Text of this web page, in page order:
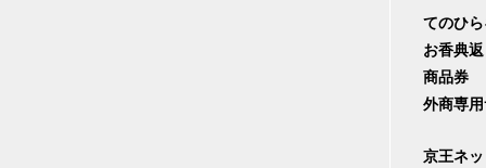
てのひ
お香典
商品券
外商専
京王ネ